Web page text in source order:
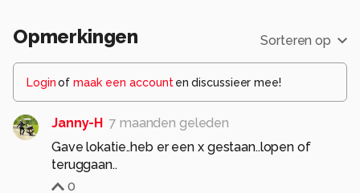
Opmerkingen Sorteren op
Loginof maak een account en discussieer mee!
Janny-H 7 maanden geleden
Gave lokatie..heb er een x gestaan..lopen of
teruggaan..
0